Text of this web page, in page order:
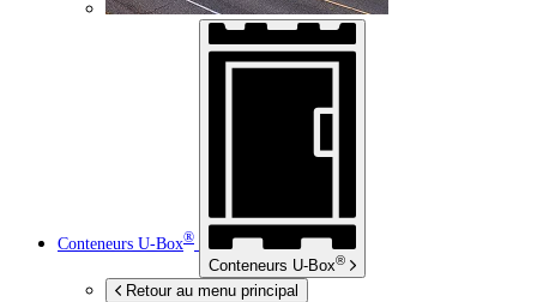
Conteneurs U-Box®
Conteneurs U-Box®
Retour au menu principal